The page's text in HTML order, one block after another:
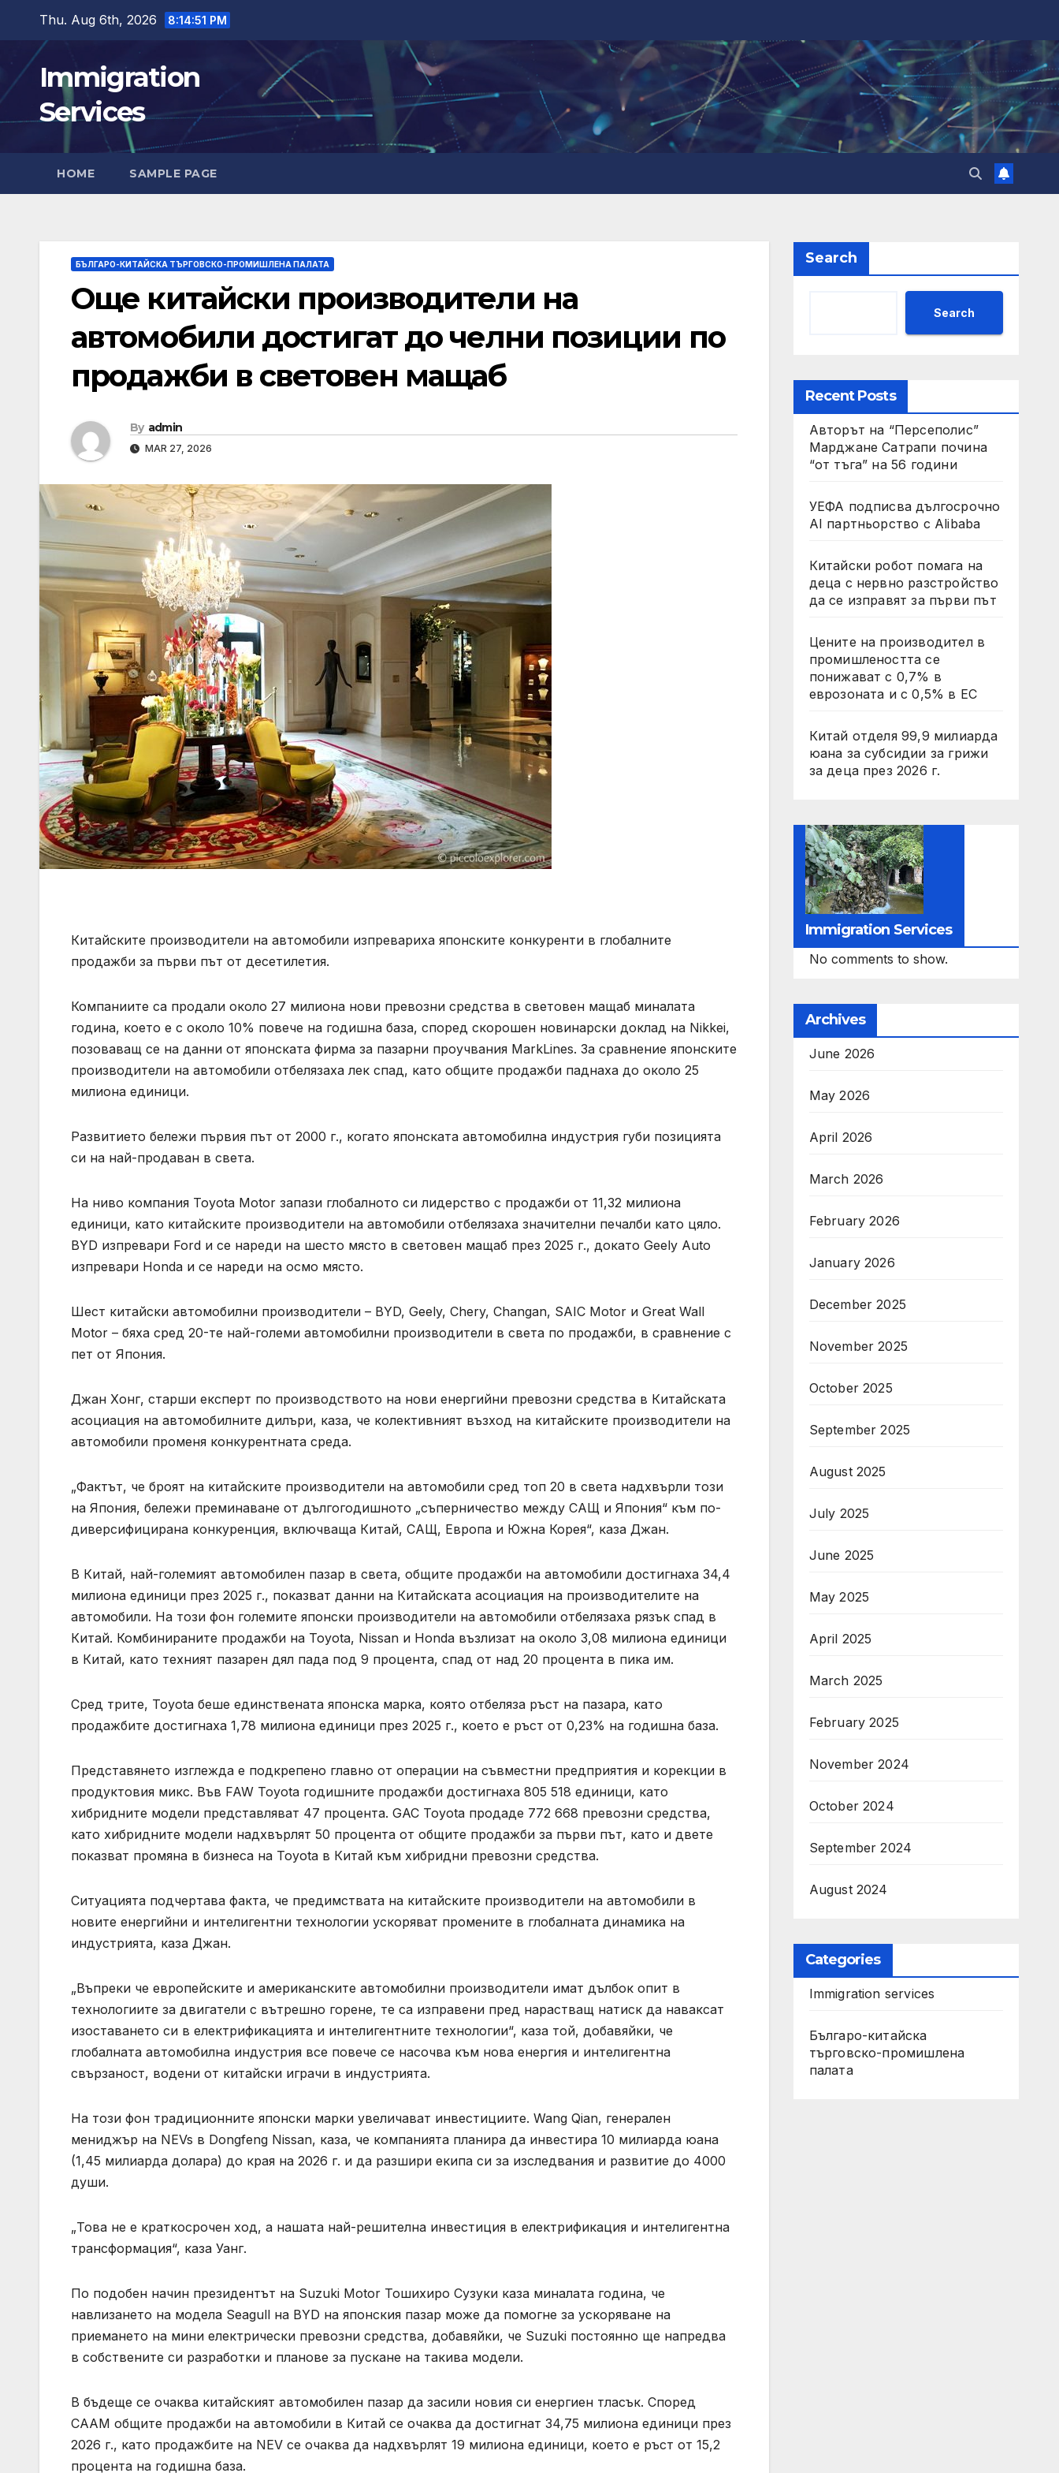
content
Thu. Aug 6th, 2026 8:14:52 PM
Immigration
Services
HOME SAMPLE PAGE
БЪЛГАРО-КИТАЙСКА ТЪРГОВСКО-ПРОМИШЛЕНА ПАЛАТА
Още китайски производители на
автомобили достигат до челни позиции по
продажби в световен мащаб
By admin
MAR 27, 2026
Китайските производители на автомобили изпревариха японските конкуренти в глобалните
продажби за първи път от десетилетия.
Компаниите са продали около 27 милиона нови превозни средства в световен мащаб миналата
година, което е с около 10% повече на годишна база, според скорошен новинарски доклад на Nikkei,
позоваващ се на данни от японската фирма за пазарни проучвания MarkLines. За сравнение японските
производители на автомобили отбелязаха лек спад, като общите продажби паднаха до около 25
милиона единици.
Развитието бележи първия път от 2000 г., когато японската автомобилна индустрия губи позицията
си на най-продаван в света.
На ниво компания Toyota Motor запази глобалното си лидерство с продажби от 11,32 милиона
единици, като китайските производители на автомобили отбелязаха значителни печалби като цяло.
BYD изпревари Ford и се нареди на шесто място в световен мащаб през 2025 г., докато Geely Auto
изпревари Honda и се нареди на осмо място.
Шест китайски автомобилни производители – BYD, Geely, Chery, Changan, SAIC Motor и Great Wall
Motor – бяха сред 20-те най-големи автомобилни производители в света по продажби, в сравнение с
пет от Япония.
Джан Хонг, старши експерт по производството на нови енергийни превозни средства в Китайската
асоциация на автомобилните дилъри, каза, че колективният възход на китайските производители на
автомобили променя конкурентната среда.
„Фактът, че броят на китайските производители на автомобили сред топ 20 в света надхвърли този
на Япония, бележи преминаване от дългогодишното „съперничество между САЩ и Япония“ към по-
диверсифицирана конкуренция, включваща Китай, САЩ, Европа и Южна Корея“, каза Джан.
В Китай, най-големият автомобилен пазар в света, общите продажби на автомобили достигнаха 34,4
милиона единици през 2025 г., показват данни на Китайската асоциация на производителите на
автомобили. На този фон големите японски производители на автомобили отбелязаха рязък спад в
Китай. Комбинираните продажби на Toyota, Nissan и Honda възлизат на около 3,08 милиона единици
в Китай, като техният пазарен дял пада под 9 процента, спад от над 20 процента в пика им.
Сред трите, Toyota беше единствената японска марка, която отбеляза ръст на пазара, като
продажбите достигнаха 1,78 милиона единици през 2025 г., което е ръст от 0,23% на годишна база.
Представянето изглежда е подкрепено главно от операции на съвместни предприятия и корекции в
продуктовия микс. Във FAW Toyota годишните продажби достигнаха 805 518 единици, като
хибридните модели представляват 47 процента. GAC Toyota продаде 772 668 превозни средства,
като хибридните модели надхвърлят 50 процента от общите продажби за първи път, като и двете
показват промяна в бизнеса на Toyota в Китай към хибридни превозни средства.
Ситуацията подчертава факта, че предимствата на китайските производители на автомобили в
новите енергийни и интелигентни технологии ускоряват промените в глобалната динамика на
индустрията, каза Джан.
„Въпреки че европейските и американските автомобилни производители имат дълбок опит в
технологиите за двигатели с вътрешно горене, те са изправени пред нарастващ натиск да наваксат
изоставането си в електрификацията и интелигентните технологии“, каза той, добавяйки, че
глобалната автомобилна индустрия все повече се насочва към нова енергия и интелигентна
свързаност, водени от китайски играчи в индустрията.
На този фон традиционните японски марки увеличават инвестициите. Wang Qian, генерален
мениджър на NEVs в Dongfeng Nissan, каза, че компанията планира да инвестира 10 милиарда юана
(1,45 милиарда долара) до края на 2026 г. и да разшири екипа си за изследвания и развитие до 4000
души.
„Това не е краткосрочен ход, а нашата най-решителна инвестиция в електрификация и интелигентна
трансформация“, каза Уанг.
По подобен начин президентът на Suzuki Motor Тошихиро Сузуки каза миналата година, че
навлизането на модела Seagull на BYD на японския пазар може да помогне за ускоряване на
приемането на мини електрически превозни средства, добавяйки, че Suzuki постоянно ще напредва
в собствените си разработки и планове за пускане на такива модели.
В бъдеще се очаква китайският автомобилен пазар да засили новия си енергиен тласък. Според
CAAM общите продажби на автомобили в Китай се очаква да достигнат 34,75 милиона единици през
2026 г., като продажбите на NEV се очаква да надхвърлят 19 милиона единици, което е ръст от 15,2
процента на годишна база.
Search
Search
Recent Posts
Авторът на “Персеполис”
Марджане Сатрапи почина
“от тъга” на 56 години
УЕФА подписва дългосрочно
AI партньорство с Alibaba
Китайски робот помага на
деца с нервно разстройство
да се изправят за първи път
Цените на производител в
промишлеността се
понижават с 0,7% в
еврозоната и с 0,5% в ЕС
Китай отделя 99,9 милиарда
юана за субсидии за грижи
за деца през 2026 г.
Immigration Services
No comments to show.
Archives
June 2026
May 2026
April 2026
March 2026
February 2026
January 2026
December 2025
November 2025
October 2025
September 2025
August 2025
July 2025
June 2025
May 2025
April 2025
March 2025
February 2025
November 2024
October 2024
September 2024
August 2024
Categories
Immigration services
Българо-китайска
търговско-промишлена
палата